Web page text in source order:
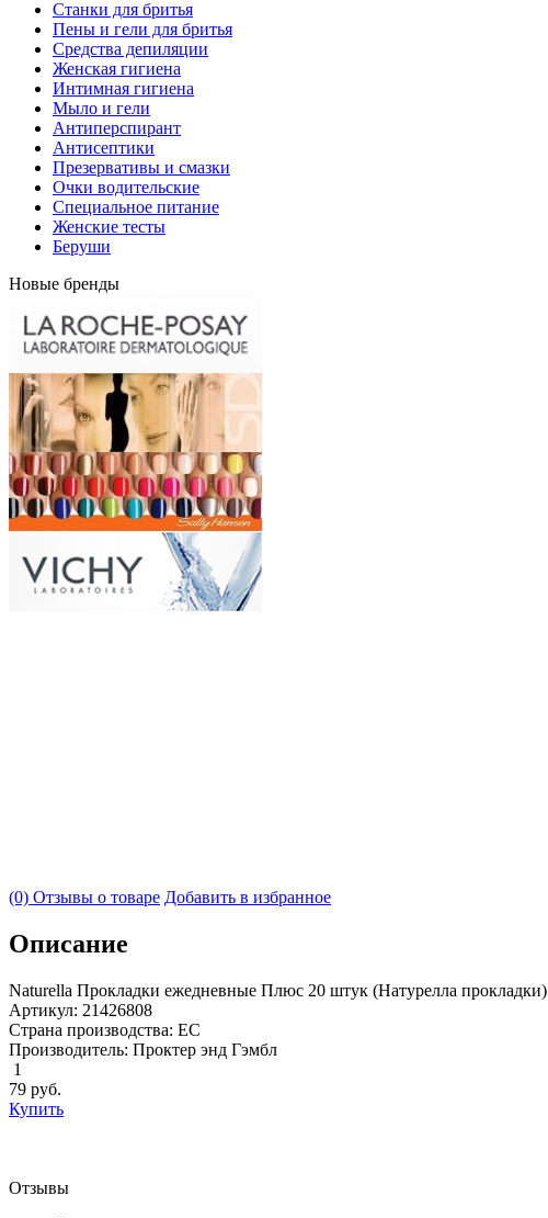
Станки для бритья
Пены и гели для бритья
Средства депиляции
Женская гигиена
Интимная гигиена
Мыло и гели
Антиперспирант
Антисептики
Презервативы и смазки
Очки водительские
Специальное питание
Женские тесты
Беруши
Новые бренды
(0) Отзывы о товаре Добавить в избранное
Описание
Naturella Прокладки ежедневные Плюс 20 штук (Натурелла прокладки)
Артикул: 21426808
Страна производства: ЕС
Производитель: Проктер энд Гэмбл
1
79 руб.
Купить
Отзывы